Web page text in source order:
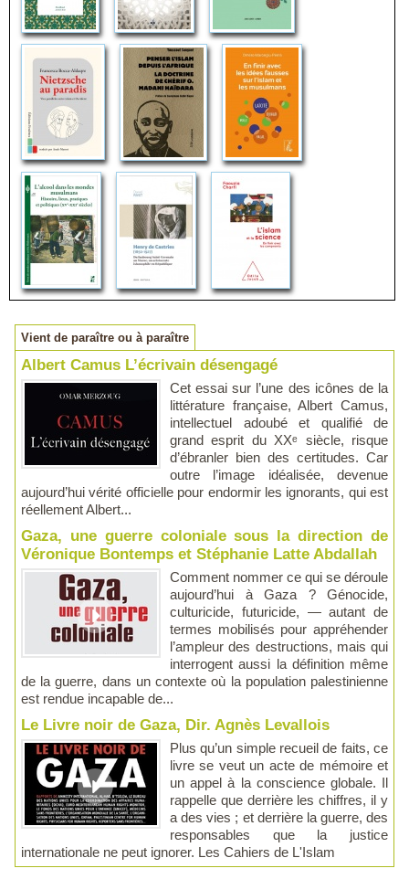
Vient de paraître ou à paraître
Albert Camus L’écrivain désengagé
Cet essai sur l’une des icônes de la
littérature française, Albert Camus,
intellectuel adoubé et qualifié de
grand esprit du XXᵉ siècle, risque
d’ébranler bien des certitudes. Car
outre l’image idéalisée, devenue
aujourd’hui vérité officielle pour endormir les ignorants, qui est
réellement Albert...
Gaza, une guerre coloniale sous la direction de
Véronique Bontemps et Stéphanie Latte Abdallah
Comment nommer ce qui se déroule
aujourd’hui à Gaza ? Génocide,
culturicide, futuricide, — autant de
termes mobilisés pour appréhender
l’ampleur des destructions, mais qui
interrogent aussi la définition même
de la guerre, dans un contexte où la population palestinienne
est rendue incapable de...
Le Livre noir de Gaza, Dir. Agnès Levallois
Plus qu’un simple recueil de faits, ce
livre se veut un acte de mémoire et
un appel à la conscience globale. Il
rappelle que derrière les chiffres, il y
a des vies ; et derrière la guerre, des
responsables que la justice
internationale ne peut ignorer. Les Cahiers de L'Islam